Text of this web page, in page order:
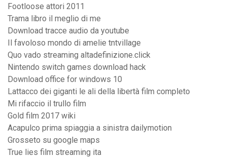
Footloose attori 2011
Trama libro il meglio di me
Download tracce audio da youtube
Il favoloso mondo di amelie tntvillage
Quo vado streaming altadefinizione.click
Nintendo switch games download hack
Download office for windows 10
Lattacco dei giganti le ali della libertà film completo
Mi rifaccio il trullo film
Gold film 2017 wiki
Acapulco prima spiaggia a sinistra dailymotion
Grosseto su google maps
True lies film streaming ita